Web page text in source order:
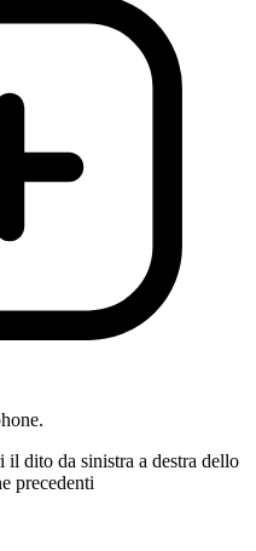
dito da sinistra a destra dello
precedenti